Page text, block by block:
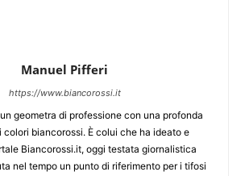
Manuel Pifferi
https://www.biancorossi.it
geometra di professione con una profonda
colori biancorossi. È colui che ha ideato e
Biancorossi.it, oggi testata giornalistica
nel tempo un punto di riferimento per i tifosi